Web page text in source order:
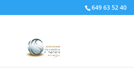
649 63 52 40